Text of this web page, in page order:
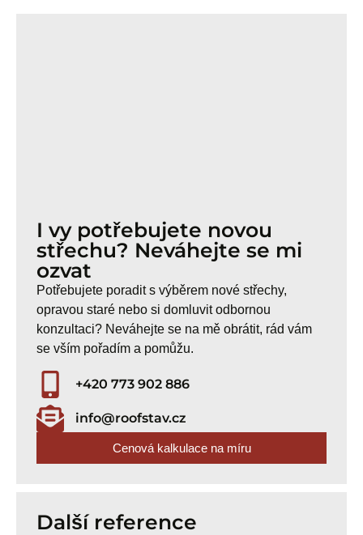
I vy potřebujete novou
střechu? Neváhejte se mi
ozvat
Potřebujete poradit s výběrem nové střechy,
opravou staré nebo si domluvit odbornou
konzultaci? Neváhejte se na mě obrátit, rád vám
se vším pořadím a pomůžu.
+420 773 902 886
info@roofstav.cz
Cenová kalkulace na míru
Další reference